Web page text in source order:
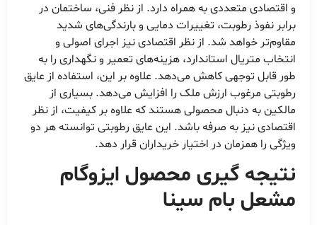
و اقتصادی متعددی به همراه دارد. از نظر فنی، ساختمان در
برابر نفوذ رطوبت، تغییرات دمایی و بارندگی‌های شدید
مقاوم‌تر خواهد شد. از نظر اقتصادی نیز اجرای اصولی و
انتخاب متریال استاندارد، هزینه‌های تعمیر و نگهداری را به
طور قابل توجهی کاهش می‌دهد. علاوه بر این، استفاده از عایق
رطوبتی مرغوب ارزش ملک را افزایش می‌دهد. بسیاری از
مالکین به دنبال محصولی هستند که علاوه بر کیفیت، از نظر
اقتصادی نیز به صرفه باشد. این عایق رطوبتی توانسته هر دو
ویژگی را همزمان در اختیار خریداران قرار دهد.
نتیجه گیری محصول ایزوگام
مشعل بام سینا